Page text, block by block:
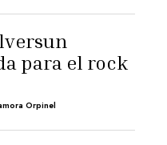
para el rock
Orpinel